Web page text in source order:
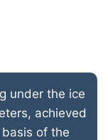
under the ice
achieved
of the